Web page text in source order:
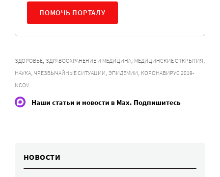
ПОМОЧЬ ПОРТАЛУ
ЗДОРОВЬЕ, ЗДРАВООХРАНЕНИЕ И МЕДИЦИНА, МЕДИЦИНСКИЕ ОТКРЫТИЯ,
НАУКА, ЧРЕЗВЫЧАЙНЫЕ СИТУАЦИИ, ЭПИДЕМИИ, КОРОНАВИРУС 2019-
NCOV
Наши статьи и новости в Max. Подпишитесь
НОВОСТИ